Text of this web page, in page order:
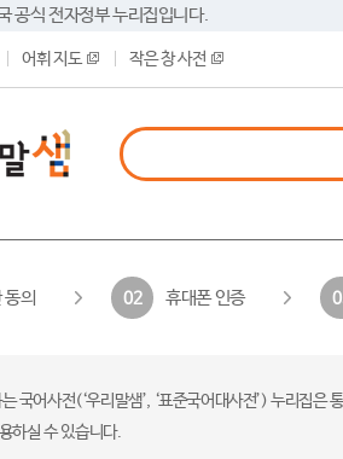
공식 전자정부 누리집입니다.
어휘 지도 작은 창 사전
동의 02 휴대폰 인증
국어사전(‘우리말샘’, ‘표준국어대사전’) 누리집
하실 수 있습니다.